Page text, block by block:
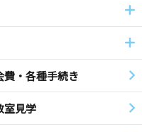
費・各種手続き
室見学